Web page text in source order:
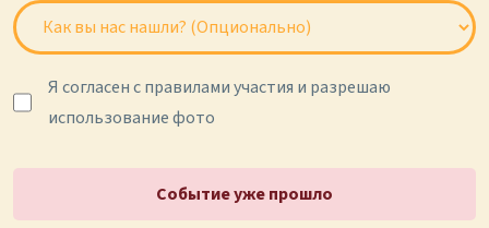
Я согласен с правилами участия и разрешаю
использование фото
Событие уже прошло